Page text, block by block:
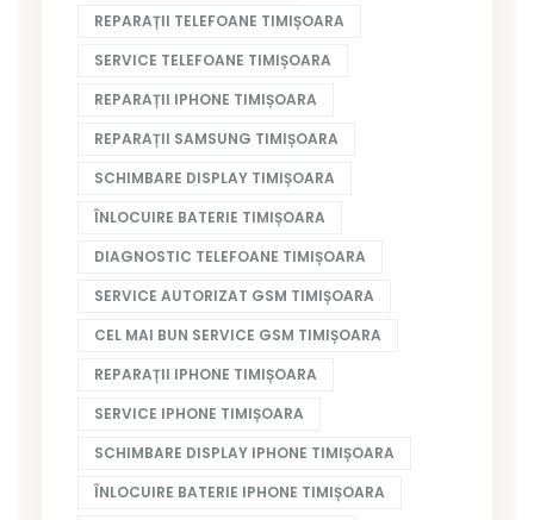
REPARAȚII TELEFOANE TIMIȘOARA
SERVICE TELEFOANE TIMIȘOARA
REPARAȚII IPHONE TIMIȘOARA
REPARAȚII SAMSUNG TIMIȘOARA
SCHIMBARE DISPLAY TIMIȘOARA
ÎNLOCUIRE BATERIE TIMIȘOARA
DIAGNOSTIC TELEFOANE TIMIȘOARA
SERVICE AUTORIZAT GSM TIMIȘOARA
CEL MAI BUN SERVICE GSM TIMIȘOARA
REPARAȚII IPHONE TIMIȘOARA
SERVICE IPHONE TIMIȘOARA
SCHIMBARE DISPLAY IPHONE TIMIȘOARA
ÎNLOCUIRE BATERIE IPHONE TIMIȘOARA